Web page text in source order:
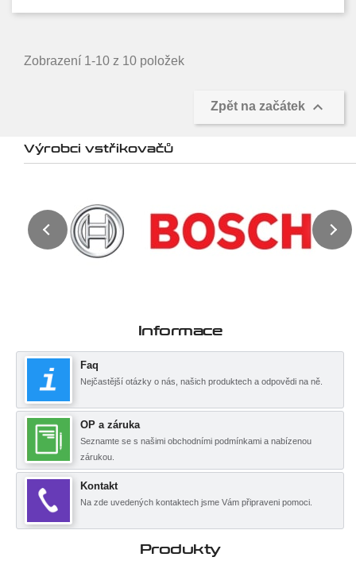
Zobrazení 1-10 z 10 položek
Zpět na začátek 
Výrobci vstřikovačů
Informace
Faq
Nejčastější otázky o nás, našich produktech a odpovědi na ně.
OP a záruka
Seznamte se s našimi obchodními podmínkami a nabízenou
zárukou.
Kontakt
Na zde uvedených kontaktech jsme Vám připraveni pomoci.
Produkty